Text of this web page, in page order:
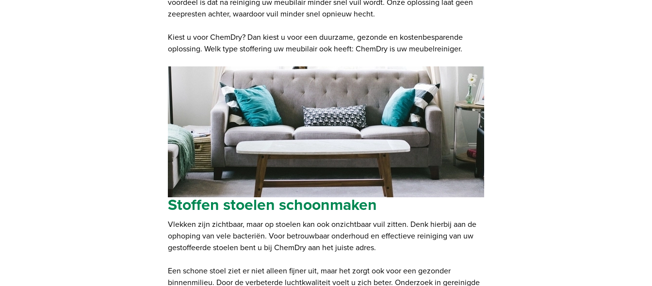
voordeel is dat na reiniging uw meubilair minder snel vuil wordt. Onze oplossing laat geen
zeepresten achter, waardoor vuil minder snel opnieuw hecht.
Kiest u voor ChemDry? Dan kiest u voor een duurzame, gezonde en kostenbesparende
oplossing. Welk type stoffering uw meubilair ook heeft: ChemDry is uw meubelreiniger.
Stoffen stoelen schoonmaken
Vlekken zijn zichtbaar, maar op stoelen kan ook onzichtbaar vuil zitten. Denk hierbij aan de
ophoping van vele bacteriën. Voor betrouwbaar onderhoud en effectieve reiniging van uw
gestoffeerde stoelen bent u bij ChemDry aan het juiste adres.
Een schone stoel ziet er niet alleen fijner uit, maar het zorgt ook voor een gezonder
binnenmilieu. Door de verbeterde luchtkwaliteit voelt u zich beter. Onderzoek in gereinigde